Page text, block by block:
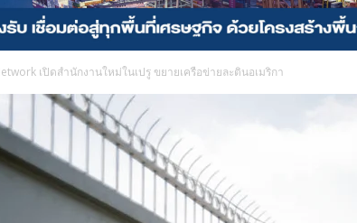
เปิดสำนักงานใหม่ในเปรู ขยายเครือข่ายละตินอเมริกา